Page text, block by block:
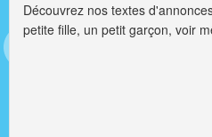
Découvrez nos textes
petite fille, un petit garçon, voir